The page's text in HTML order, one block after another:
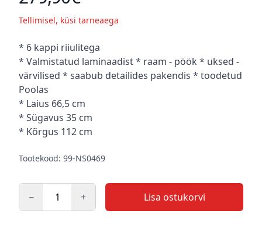
Tellimisel, küsi tarneaega
Kirjeldus
* 6 kappi riiulitega
* Valmistatud laminaadist * raam - pöök * uksed -
värvilised * saabub detailides pakendis * toodetud
Poolas
* Laius 66,5 cm
* Sügavus 35 cm
* Kõrgus 112 cm
Tootekood: 99-NS0469
− + Lisa ostukorvi